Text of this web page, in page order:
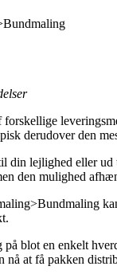
derudover den
din lejlighed eller
den mulighed
blot en enkelt
at få pakken